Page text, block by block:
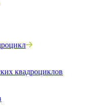
квадроциклов